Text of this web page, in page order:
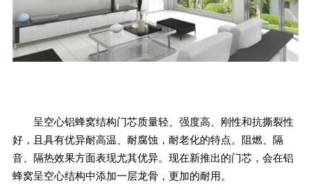
呈空心铝蜂窝结构门芯质量轻、强度高、刚性和抗撕裂性
好，且具有优异耐高温、耐腐蚀，耐老化的特点。阻燃、隔
音、隔热效果方面表现尤其优异。现在新推出的门芯，会在铝
蜂窝呈空心结构中添加一层龙骨，更加的耐用。